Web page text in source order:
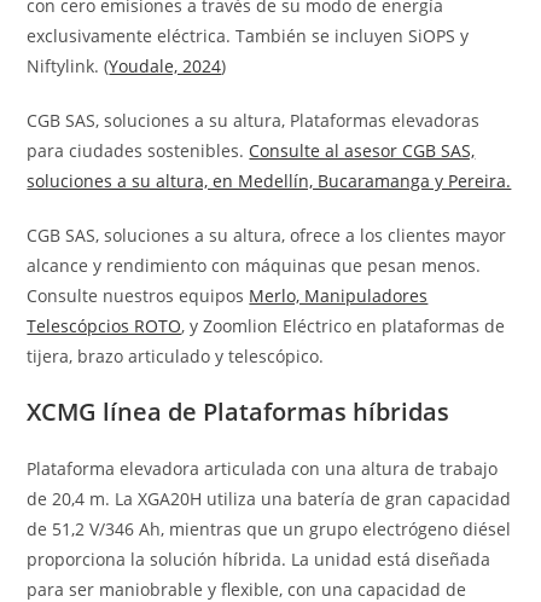
con cero emisiones a través de su modo de energía
exclusivamente eléctrica. También se incluyen SiOPS y
Niftylink. (Youdale, 2024)
CGB SAS, soluciones a su altura, Plataformas elevadoras
para ciudades sostenibles. Consulte al asesor CGB SAS,
soluciones a su altura, en Medellín, Bucaramanga y Pereira.
CGB SAS, soluciones a su altura, ofrece a los clientes mayor
alcance y rendimiento con máquinas que pesan menos.
Consulte nuestros equipos Merlo, Manipuladores
Telescópcios ROTO, y Zoomlion Eléctrico en plataformas de
tijera, brazo articulado y telescópico.
XCMG línea de Plataformas híbridas
Plataforma elevadora articulada con una altura de trabajo
de 20,4 m. La XGA20H utiliza una batería de gran capacidad
de 51,2 V/346 Ah, mientras que un grupo electrógeno diésel
proporciona la solución híbrida. La unidad está diseñada
para ser maniobrable y flexible, con una capacidad de